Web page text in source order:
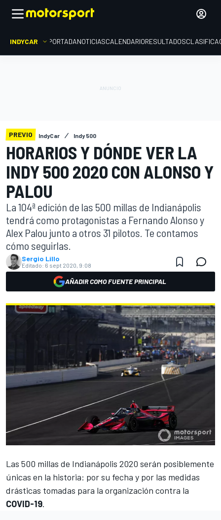
INDYCAR PORTADANOTICIASCALENDARIORESULTADOS
PREVIO IndyCar Indy 500
HORARIOS Y DÓNDE VER LA
INDY 500 2020 CON ALONSO Y
PALOU
La 104ª edición de las 500 millas de Indianápolis
tendrá como protagonistas a Fernando Alonso y
Alex Palou junto a otros 31 pilotos. Te contamos
cómo seguirlas.
Sergio Lillo
Editado: 6 sept 2020, 9:08
AÑADIR COMO FUENTE PRINCIPAL
Las 500 millas de Indianápolis 2020 serán posiblemente
únicas en la historia: por su fecha y por las medidas
drásticas tomadas para la organización contra la
COVID-19.